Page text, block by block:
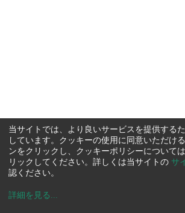
当サイトでは、より良いサービスを提供する
しています。クッキーの使用に同意いただけ
ンをクリックし、クッキーポリシーについて
リックしてください。詳しくは当サイトの サ
認ください。
詳細を見る ...